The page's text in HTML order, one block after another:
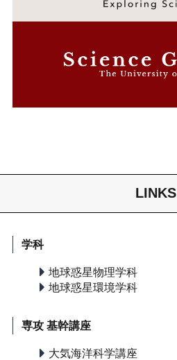
LINKS
学科
地球惑星物理学科
地球惑星環境学科
専攻 基幹講座
大気海洋科学講座